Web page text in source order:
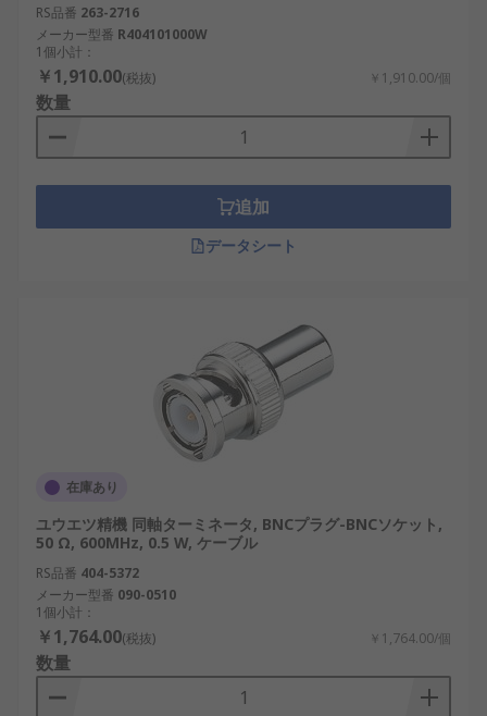
RS品番 263-2716
メーカー型番 R404101000W
1個小計：
￥1,910.00(税抜) ￥1,910.00/個
数量
追加
データシート
在庫あり
ユウエツ精機 同軸ターミネータ, BNCプラグ-BNCソケット,
50 Ω, 600MHz, 0.5 W, ケーブル
RS品番 404-5372
メーカー型番 090-0510
1個小計：
￥1,764.00(税抜) ￥1,764.00/個
数量